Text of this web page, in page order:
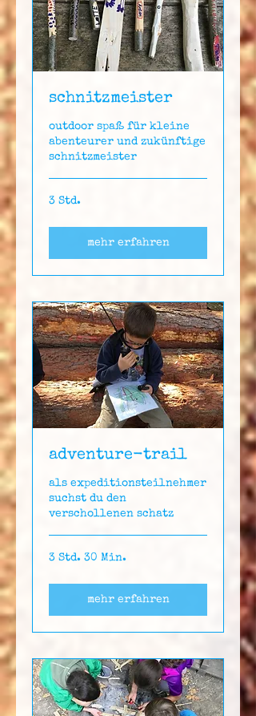
schnitzmeister
outdoor spaß für kleine
abenteurer und zukünftige
schnitzmeister
3 Std.
mehr erfahren
adventure-trail
als expeditionsteilnehmer
suchst du den
verschollenen schatz
3 Std. 30 Min.
mehr erfahren